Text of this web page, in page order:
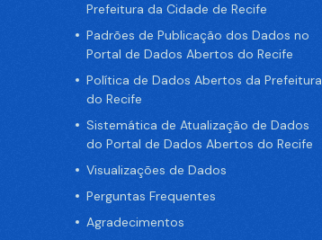
Prefeitura da Cidade de Recife
Padrões de Publicação dos Dados no
Portal de Dados Abertos do Recife
Política de Dados Abertos da Prefeitura
do Recife
Sistemática de Atualização de Dados
do Portal de Dados Abertos do Recife
Visualizações de Dados
Perguntas Frequentes
Agradecimentos